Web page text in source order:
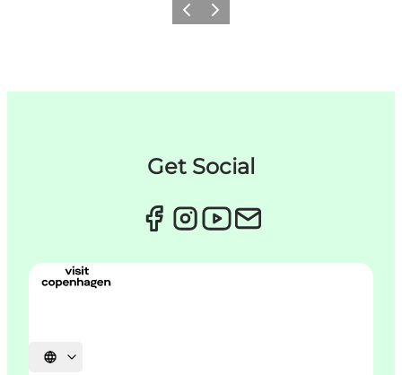
ForrigeNæste
Get Social
Vælg sprog